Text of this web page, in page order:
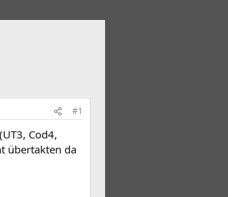
#1
Cod4,
übertakten da